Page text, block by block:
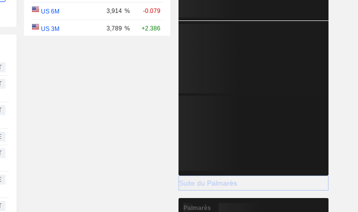
US 6M 3,914 % -0.079
US 3M 3,789 % +2.386
Suite du Palmarès
Palmarès